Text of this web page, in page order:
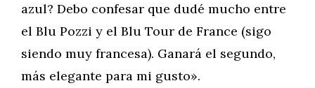
azul? Debo confesar que dudé mucho entre
el Blu Pozzi y el Blu Tour de France (sigo
siendo muy francesa). Ganará el segundo,
más elegante para mi gusto».